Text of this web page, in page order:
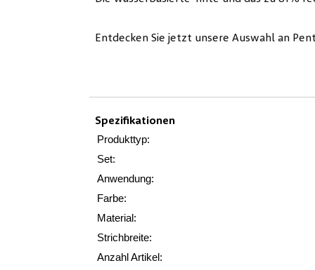
Entdecken Sie jetzt unsere Auswahl an
Spezifikationen
Produkttyp:
Set:
Anwendung:
Farbe:
Material:
Strichbreite:
Anzahl Artikel: